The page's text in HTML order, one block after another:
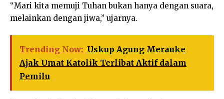
“Mari kita memuji Tuhan bukan hanya dengan suara,
melainkan dengan jiwa,” ujarnya.
Trending Now: Uskup Agung Merauke
Ajak Umat Katolik Terlibat Aktif dalam
Pemilu